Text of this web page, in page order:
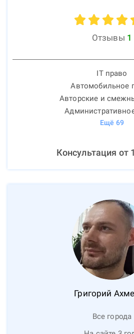
Отзывы 1
IT право
Автомобильное
Авторские и
Ещё 69
Консультация от
Григорий
Все города